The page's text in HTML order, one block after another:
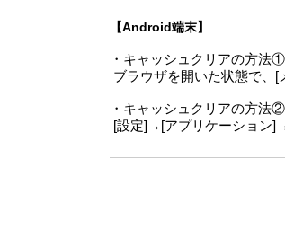
【Android端末】
・キャッシュクリアの方法①
ブラウザを開いた状態で
・キャッシュクリアの方法②
[設定]→[アプリケーション